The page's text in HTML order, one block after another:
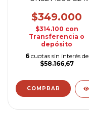
$349.000
$314.100 con
Transferencia o
depósito
6 cuotas sin interés de
$58.166,67